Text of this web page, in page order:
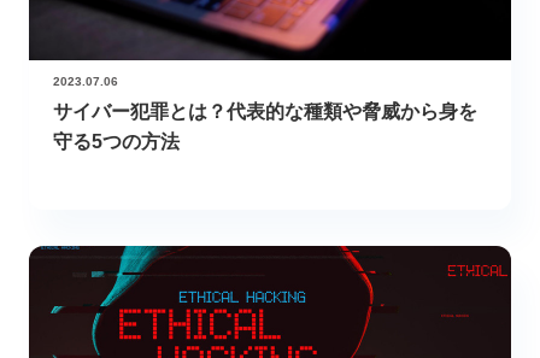
2023.07.06
サイバー犯罪とは？代表的な種類や脅威から身を
守る5つの方法